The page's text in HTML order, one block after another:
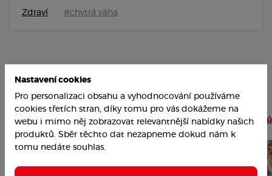
Zdraví #chytrá váha
Nejoblíbenější články Číst více článků
Nastavení cookies
Pro personalizaci obsahu a vyhodnocování používáme
cookies třetích stran, díky tomu pro vás dokážeme na
webu i mimo něj zobrazovat relevantnější nabídky našich
produktů. Sběr těchto dat nezapneme dokud nám k
tomu nedáte souhlas.